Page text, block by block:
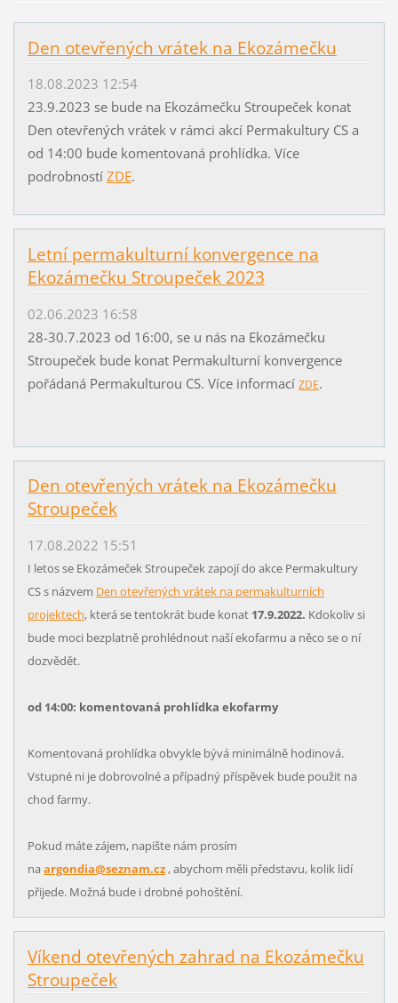
Den otevřených vrátek na Ekozámečku
18.08.2023 12:54
23.9.2023 se bude na Ekozámečku Stroupeček konat
Den otevřených vrátek v rámci akcí Permakultury CS a
od 14:00 bude komentovaná prohlídka. Více
podrobností ZDE.
Letní permakulturní konvergence na
Ekozámečku Stroupeček 2023
02.06.2023 16:58
28-30.7.2023 od 16:00, se u nás na Ekozámečku
Stroupeček bude konat Permakulturní konvergence
pořádaná Permakulturou CS. Více informací ZDE.
Den otevřených vrátek na Ekozámečku
Stroupeček
17.08.2022 15:51
I letos se Ekozámeček Stroupeček zapojí do akce Permakultury
CS s názvem Den otevřených vrátek na permakulturních
projektech, která se tentokrát bude konat 17.9.2022. Kdokoliv si
bude moci bezplatně prohlédnout naší ekofarmu a něco se o ní
dozvědět.
od 14:00: komentovaná prohlídka ekofarmy
Komentovaná prohlídka obvykle bývá minimálně hodinová.
Vstupné ni je dobrovolné a případný příspěvek bude použit na
chod farmy.
Pokud máte zájem, napište nám prosím
na argondia@seznam.cz, abychom měli představu, kolik lidí
přijede. Možná bude i drobné pohoštění.
Víkend otevřených zahrad na Ekozámečku
Stroupeček